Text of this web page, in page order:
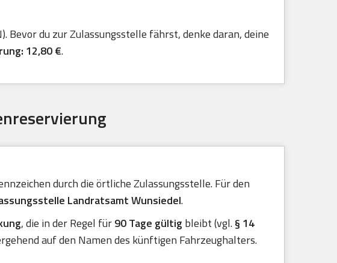
Bevor du zur Zulassungsstelle fährst, denke daran, deine
12,80 €.
durch die örtliche Zulassungsstelle. Für den
Landratsamt Wunsiedel.
, die in der Regel für90 Tage gültig bleibt (vgl.§ 14
auf den Namen des künftigen Fahrzeughalters.